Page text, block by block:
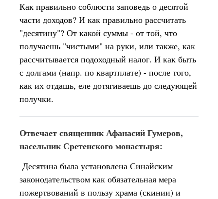
Как правильно соблюсти заповедь о десятой
части доходов? И как правильно рассчитать
"десятину"? От какой суммы - от той, что
получаешь "чистыми" на руки, или также, как
рассчитывается подоходный налог. И как быть
с долгами (напр. по квартплате) - после того,
как их отдашь, еле дотягиваешь до следующей
получки.
Отвечает священник Афанасий Гумеров,
насельник Сретенского монастыря:
Десятина была установлена Синайским
законодательством как обязательная мера
пожертвований в пользу храма (скинии) и